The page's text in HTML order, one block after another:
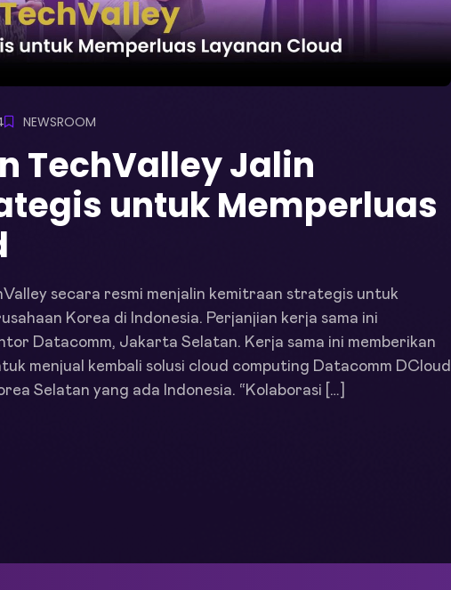
NEWSROOM
TechValley Jalin
untuk Memperluas
secara resmi menjalin kemitraan strategis untuk
Korea di Indonesia. Perjanjian kerja sama ini
Datacomm, Jakarta Selatan. Kerja sama ini memberikan
menjual kembali solusi cloud computing Datacomm DCloud
Selatan yang ada Indonesia. “Kolaborasi […]